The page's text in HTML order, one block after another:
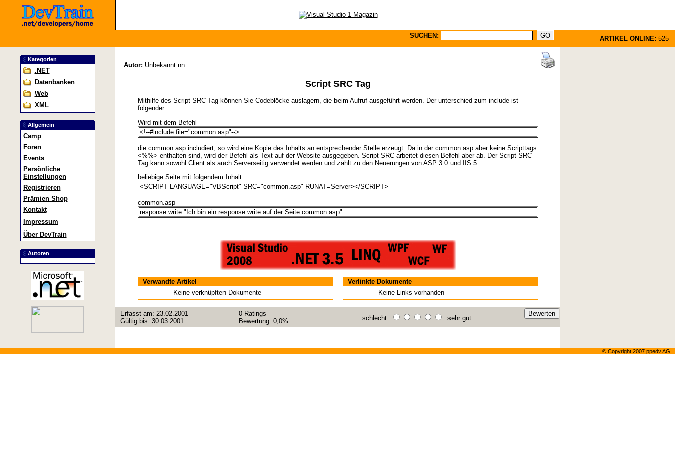
SUCHEN: ARTIKEL ONLINE: 525
Kategorien
.NET
Datenbanken
Web
XML
Allgemein
Camp
Foren
Events
Persönliche
Einstellungen
Registrieren
Prämien Shop
Kontakt
Impressum
Über DevTrain
Autoren
Autor: Unbekannt nn
Script SRC Tag
Mithilfe des Script SRC Tag können Sie Codeblöcke auslagern, die beim Aufruf ausgeführt werden. Der unterschied zum include ist
folgender:
Wird mit dem Befehl
<!--#include file="common.asp"-->
die common.asp includiert, so wird eine Kopie des Inhalts an entsprechender Stelle erzeugt. Da in der common.asp aber keine Scripttags
<%%> enthalten sind, wird der Befehl als Text auf der Website ausgegeben. Script SRC arbeitet diesen Befehl aber ab. Der Script SRC
Tag kann sowohl Client als auch Serverseitig verwendet werden und zählt zu den Neuerungen von ASP 3.0 und IIS 5.
beliebige Seite mit folgendem Inhalt:
<SCRIPT LANGUAGE="VBScript" SRC="common.asp" RUNAT=Server></SCRIPT>
common.asp
response.write "Ich bin ein response.write auf der Seite common.asp"
Verwandte Artikel
Verlinkte Dokumente
Keine verknüpften Dokumente
Keine Links vorhanden
Erfasst am: 23.02.2001
Gültig bis: 30.03.2001
0 Ratings
Bewertung: 0,0% schlecht sehr gut
© Copyright 2007 ppedv AG